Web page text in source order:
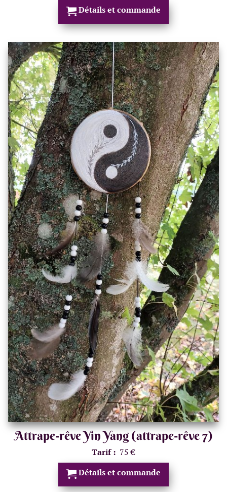
Détails et commande
Attrape-rêve Yin Yang (attrape-rêve 7)
Tarif : 75 €
Détails et commande